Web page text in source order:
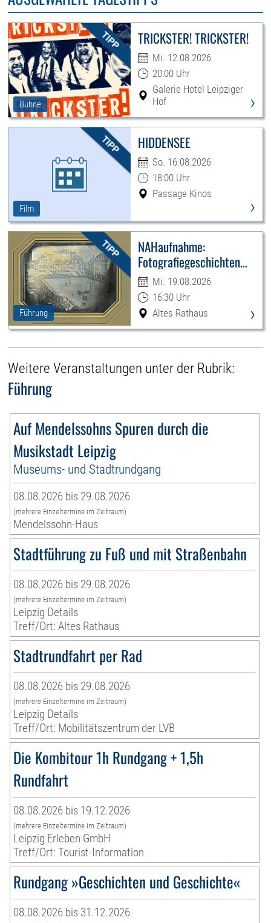
Bühne
TRICKSTER! TRICKSTER!
Mi. 12.08.2026
20:00 Uhr
Galerie Hotel Leipziger
Hof
›
Film
HIDDENSEE
So. 16.08.2026
18:00 Uhr
Passage Kinos
›
Führung
NAHaufnahme:
Fotografiegeschichten
Leipzigs
Mi. 19.08.2026
16:30 Uhr
Altes Rathaus
›
Weitere Veranstaltungen unter der Rubrik:
Führung
Auf Mendelssohns Spuren durch die
Musikstadt Leipzig
Museums- und Stadtrundgang
08.08.2026 bis 29.08.2026
(mehrere Einzeltermine im Zeitraum)
Mendelssohn-Haus
Stadtführung zu Fuß und mit Straßenbahn
08.08.2026 bis 29.08.2026
(mehrere Einzeltermine im Zeitraum)
Leipzig Details
Treff/Ort: Altes Rathaus
Stadtrundfahrt per Rad
08.08.2026 bis 29.08.2026
(mehrere Einzeltermine im Zeitraum)
Leipzig Details
Treff/Ort: Mobilitätszentrum der LVB
Die Kombitour 1h Rundgang + 1,5h
Rundfahrt
08.08.2026 bis 19.12.2026
(mehrere Einzeltermine im Zeitraum)
Leipzig Erleben GmbH
Treff/Ort: Tourist-Information
Rundgang »Geschichten und Geschichte«
08.08.2026 bis 31.12.2026